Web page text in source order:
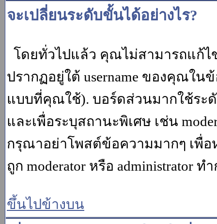
จะเปลี่ยนระดับขั้นได้อย่างไร?
โดยทั่วไปแล้ว คุณไม่สามารถแก้
ปรากฏอยู่ใต้ username ของคุณใ
แบบที่คุณใช้). บอร์ดส่วนมากใช้ร
และเพื่อระบุสถานะพิเศษ เช่น
กรุณาอย่าโพสต์ข้อความมากๆ เพื่
ถูก moderator หรือ administrator
ขึ้นไปข้างบน